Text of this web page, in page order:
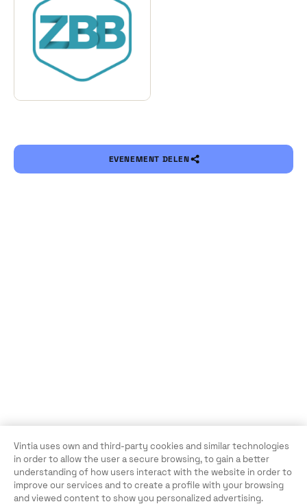
EVENEMENT DELEN
Vintia uses own and third-party cookies and similar technologies
in order to allow the user a secure browsing, to gain a better
understanding of how users interact with the website in order to
improve our services and to create a profile with your browsing
and viewed content to show you personalized advertising.